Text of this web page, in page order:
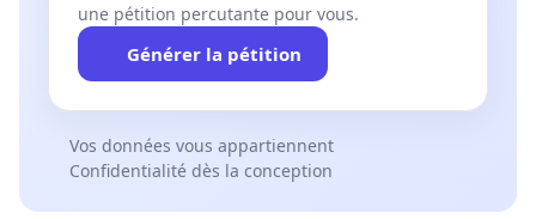
une pétition percutante pour vous.
Générer la pétition
Vos données vous appartiennent
Confidentialité dès la conception